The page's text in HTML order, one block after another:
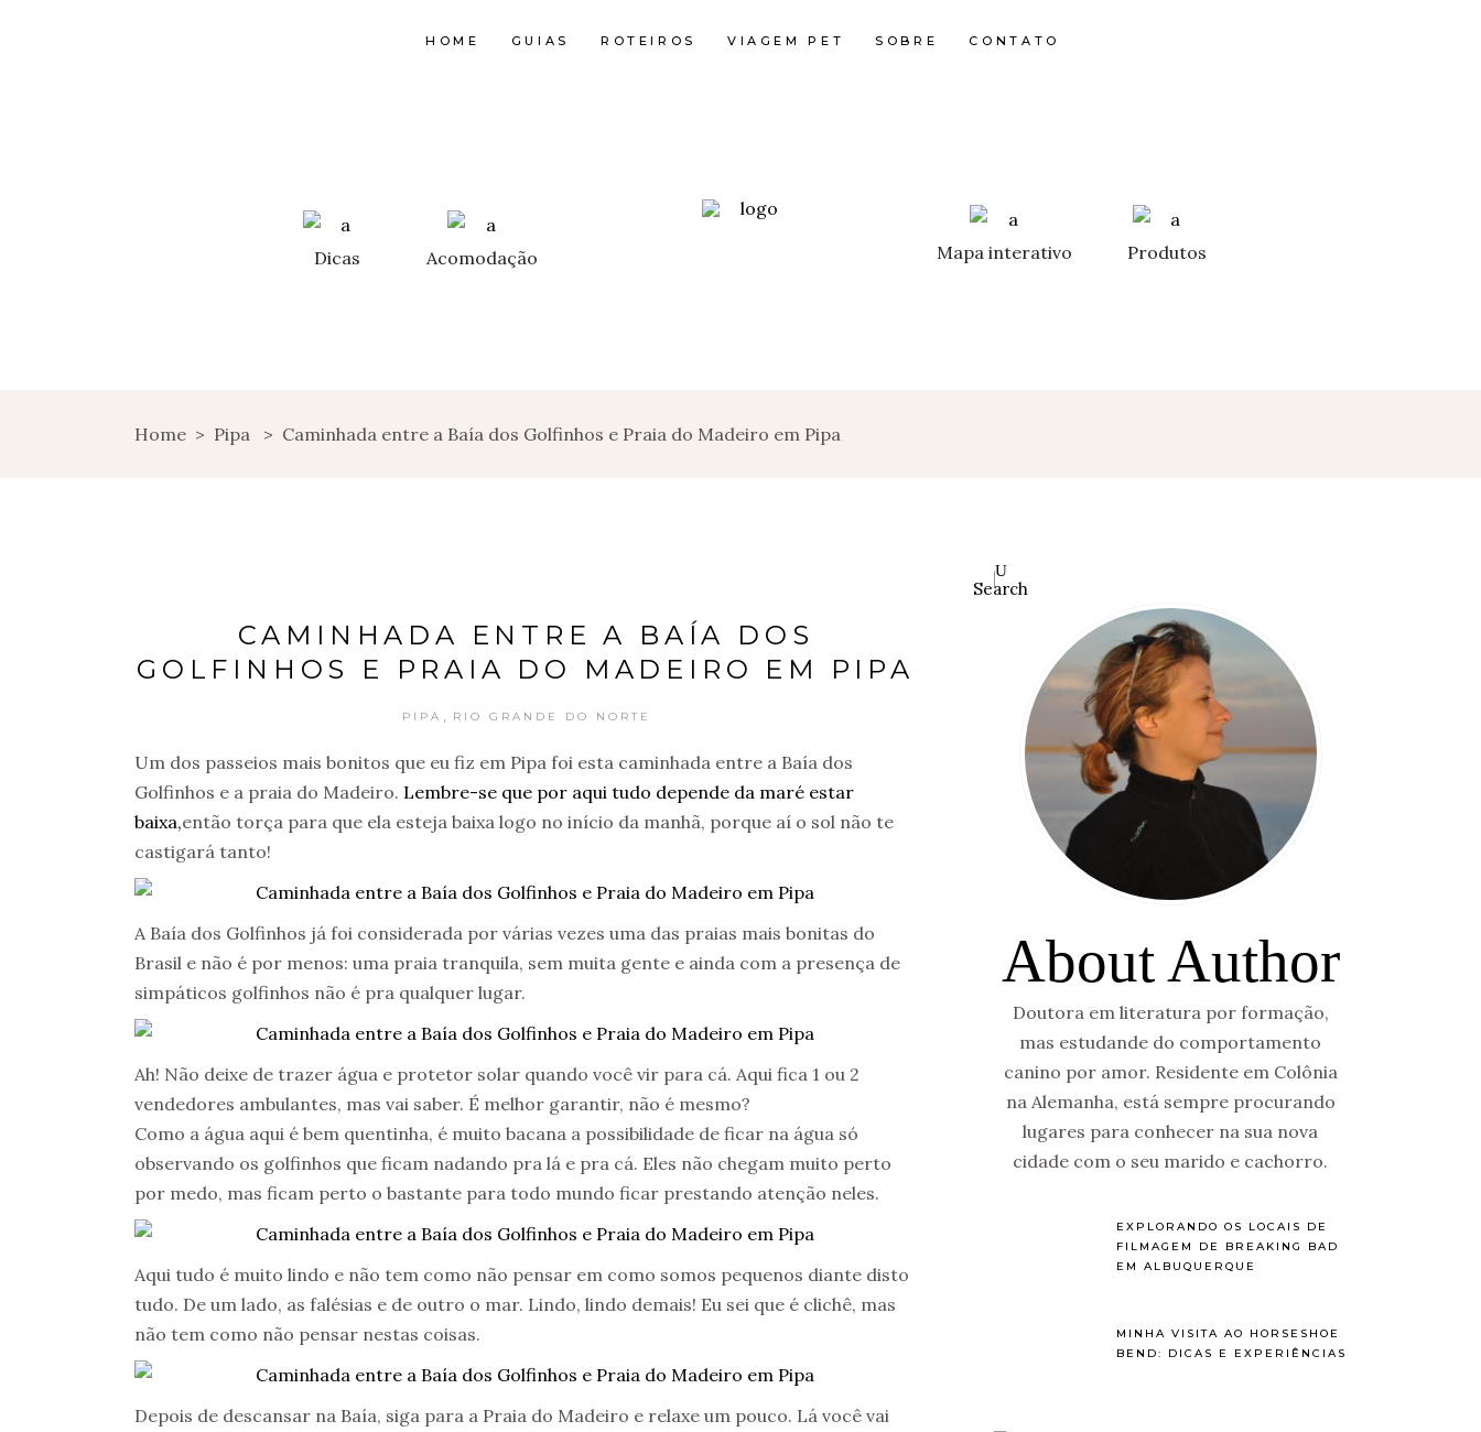
HOME GUIAS ROTEIROS VIAGEM PET SOBRE CONTATO
Dicas Acomodação Mapa interativo Produtos
Home > Pipa > Caminhada entre a Baía dos Golfinhos e Praia do Madeiro em Pipa
CAMINHADA ENTRE A BAÍA DOS
GOLFINHOS E PRAIA DO MADEIRO EM PIPA
PIPA RIO GRANDE DO NORTE
Um dos passeios mais bonitos que eu fiz em Pipa foi esta caminhada entre a Baía dos
Golfinhos e a praia do Madeiro. Lembre-se que por aqui tudo depende da maré estar
baixa,então torça para que ela esteja baixa logo no início da manhã, porque aí o sol não te
castigará tanto!
A Baía dos Golfinhos já foi considerada por várias vezes uma das praias mais bonitas do
Brasil e não é por menos: uma praia tranquila, sem muita gente e ainda com a presença de
simpáticos golfinhos não é pra qualquer lugar.
Ah! Não deixe de trazer água e protetor solar quando você vir para cá. Aqui fica 1 ou 2
vendedores ambulantes, mas vai saber. É melhor garantir, não é mesmo?
Como a água aqui é bem quentinha, é muito bacana a possibilidade de ficar na água só
observando os golfinhos que ficam nadando pra lá e pra cá. Eles não chegam muito perto
por medo, mas ficam perto o bastante para todo mundo ficar prestando atenção neles.
Aqui tudo é muito lindo e não tem como não pensar em como somos pequenos diante disto
tudo. De um lado, as falésias e de outro o mar. Lindo, lindo demais! Eu sei que é clichê, mas
não tem como não pensar nestas coisas.
Depois de descansar na Baía, siga para a Praia do Madeiro e relaxe um pouco. Lá você vai
Search
About Author
Doutora em literatura por formação,
mas estudande do comportamento
canino por amor. Residente em Colônia
na Alemanha, está sempre procurando
lugares para conhecer na sua nova
cidade com o seu marido e cachorro.
EXPLORANDO OS LOCAIS DE
FILMAGEM DE BREAKING BAD
EM ALBUQUERQUE
MINHA VISITA AO HORSESHOE
BEND: DICAS E EXPERIÊNCIAS